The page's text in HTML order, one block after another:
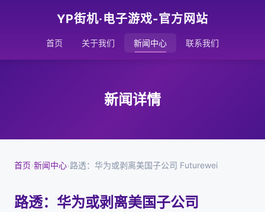
YP街机·电子游戏-官方网站
首页 关于我们 新闻中心 联系我们
新闻详情
首页›新闻中心›路透：华为或剥离美国子公司 Futurewei
路透：华为或剥离美国子公司